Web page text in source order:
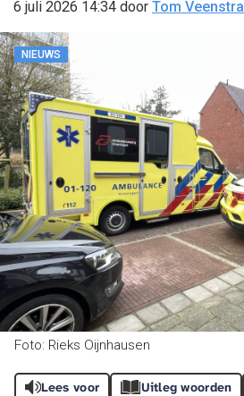
6 juli 2026 14:34 door Tom Veenstra
NIEUWS
Foto: Rieks Oijnhausen
Lees voor Uitleg woorden